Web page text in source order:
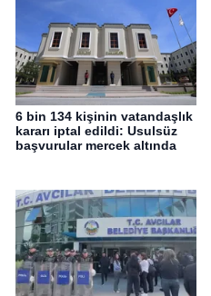
6 bin 134 kişinin vatandaşlık
kararı iptal edildi: Usulsüz
başvurular mercek altında